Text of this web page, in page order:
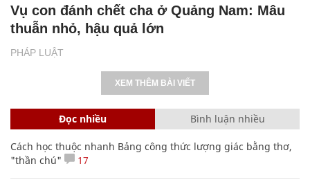
PHÁP LUẬT
Vụ con đánh chết cha ở Quảng Nam: Mâu
thuẫn nhỏ, hậu quả lớn
XEM THÊM BÀI VIẾT
Đọc nhiều Bình luận nhiều
Cách học thuộc nhanh Bảng công thức lượng giác bằng thơ,
"thần chú"
17